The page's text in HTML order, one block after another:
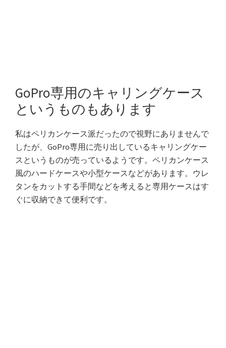
GoPro専用のキャリングケース
というものもあります
私はペリカンケース派だったので視野にありませんで
したが、GoPro専用に売り出しているキャリングケー
スというものが売っているようです。ペリカンケース
風のハードケースや小型ケースなどがあります。ウレ
タンをカットする手間などを考えると専用ケースはす
ぐに収納できて便利です。